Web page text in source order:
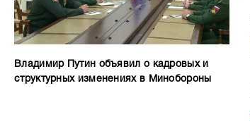
Владимир Путин объявил о кадровых и
структурных изменениях в Минобороны